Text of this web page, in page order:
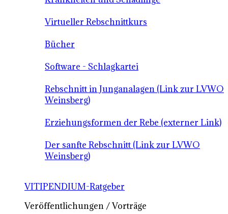
Virtueller Rebschnittkurs
Bücher
Software - Schlagkartei
Rebschnitt in Junganalagen (Link zur LVWO
Weinsberg)
Erziehungsformen der Rebe (externer Link)
Der sanfte Rebschnitt (Link zur LVWO
Weinsberg)
VITIPENDIUM-Ratgeber
Veröffentlichungen / Vorträge